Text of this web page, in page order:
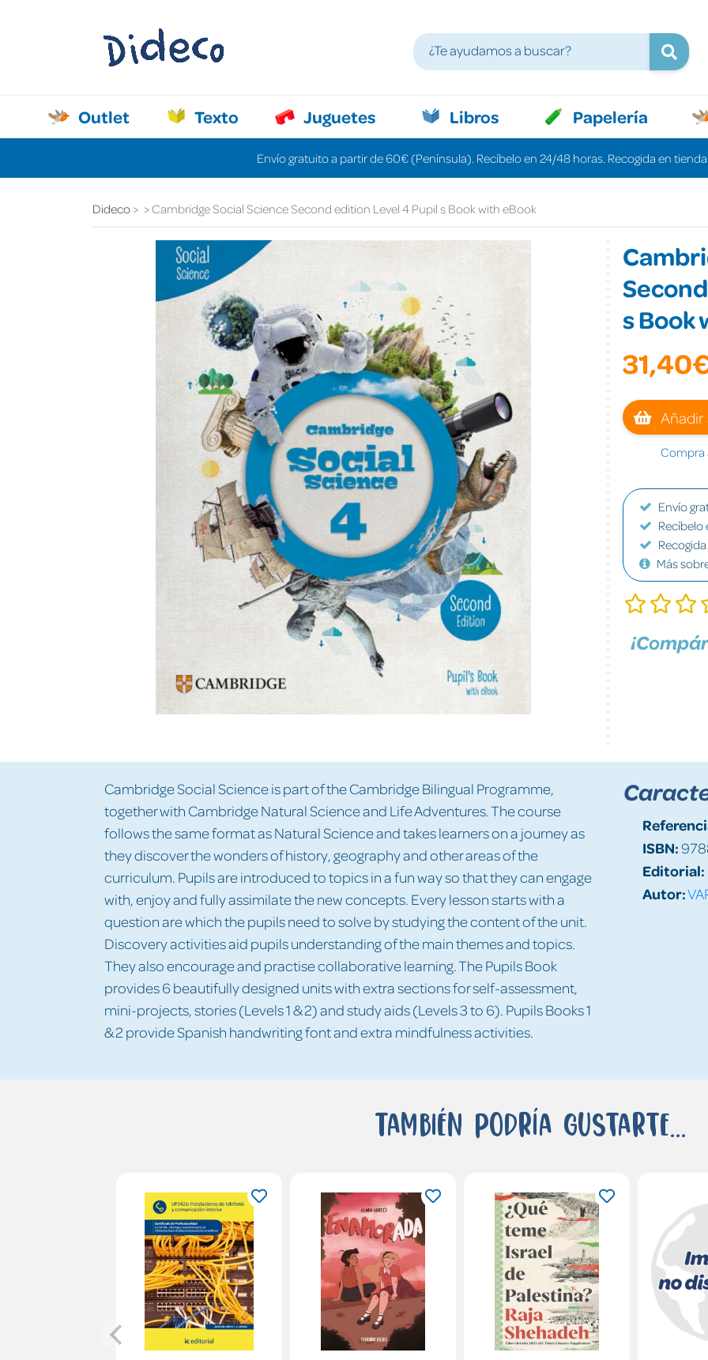
Outlet Texto Juguetes Libros Papelería
Envío gratuito a partir de 60€ (Península). Recíbelo en 24/48 horas. Recogida en
Dideco Cambridge Social Science Second edition Level 4 Pupil s Book with eBook
s Book
Añadir
Compra
Envío
Recíbelo
Más
Cambridge Social Science is part of the Cambridge Bilingual Programme,
together with Cambridge Natural Science and Life Adventures. The course
follows the same format as Natural Science and takes learners on a journey as
they discover the wonders of history, geography and other areas of the
curriculum. Pupils are introduced to topics in a fun way so that they can engage
with, enjoy and fully assimilate the new concepts. Every lesson starts with a
question are which the pupils need to solve by studying the content of the unit.
Discovery activities aid pupils understanding of the main themes and topics.
They also encourage and practise collaborative learning. The Pupils Book
provides 6 beautifully designed units with extra sections for self-assessment,
mini-projects, stories (Levels 1 & 2) and study aids (Levels 3 to 6). Pupils Books 1
& 2 provide Spanish handwriting font and extra mindfulness activities.
ISBN:
Editorial:
Autor:
También podría gustarte...